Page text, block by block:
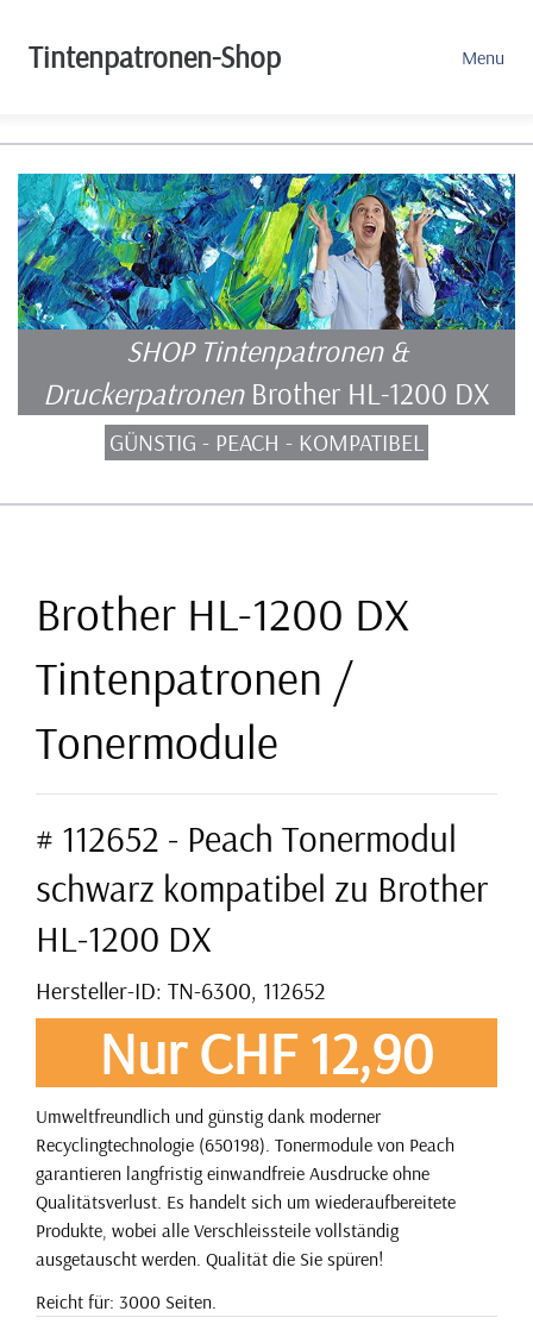
Tintenpatronen-Shop Menu
SHOP Tintenpatronen &
Druckerpatronen Brother HL-1200 DX
GÜNSTIG - PEACH - KOMPATIBEL
Brother HL-1200 DX
Tintenpatronen /
Tonermodule
# 112652 - Peach Tonermodul
schwarz kompatibel zu Brother
HL-1200 DX
Hersteller-ID: TN-6300, 112652
Nur CHF 12,90
Umweltfreundlich und günstig dank moderner
Recyclingtechnologie (650198). Tonermodule von Peach
garantieren langfristig einwandfreie Ausdrucke ohne
Qualitätsverlust. Es handelt sich um wiederaufbereitete
Produkte, wobei alle Verschleissteile vollständig
ausgetauscht werden. Qualität die Sie spüren!
Reicht für: 3000 Seiten.